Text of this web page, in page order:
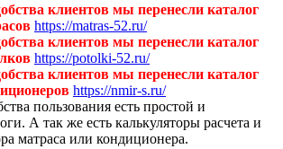
клиентов мы перенесли каталог
https://matras-52.ru/
клиентов мы перенесли каталог
https://potolki-52.ru/
клиентов мы перенесли каталог
https://nmir-s.ru/
пользования есть простой и
А так же есть калькуляторы расчета и
матраса или кондиционера.